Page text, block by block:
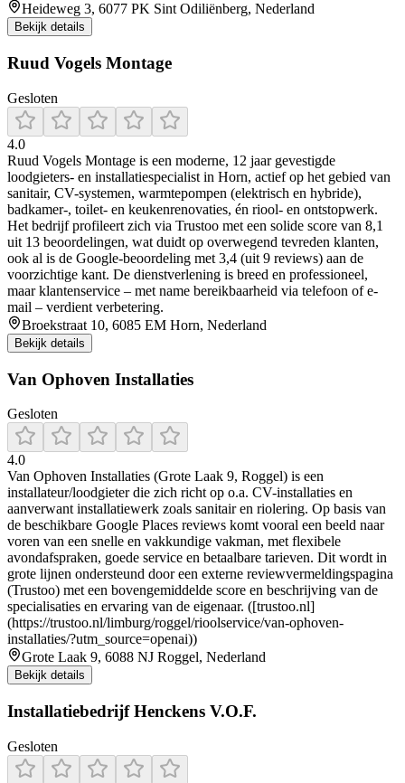
Heideweg 3, 6077 PK Sint Odiliënberg, Nederland
Bekijk details
Ruud Vogels Montage
Gesloten
4.0
Ruud Vogels Montage is een moderne, 12 jaar gevestigde
loodgieters- en installatiespecialist in Horn, actief op het gebied van
sanitair, CV-systemen, warmtepompen (elektrisch en hybride),
badkamer-, toilet- en keukenrenovaties, én riool- en ontstopwerk.
Het bedrijf profileert zich via Trustoo met een solide score van 8,1
uit 13 beoordelingen, wat duidt op overwegend tevreden klanten,
ook al is de Google-beoordeling met 3,4 (uit 9 reviews) aan de
voorzichtige kant. De dienstverlening is breed en professioneel,
maar klantenservice – met name bereikbaarheid via telefoon of e-
mail – verdient verbetering.
Broekstraat 10, 6085 EM Horn, Nederland
Bekijk details
Van Ophoven Installaties
Gesloten
4.0
Van Ophoven Installaties (Grote Laak 9, Roggel) is een
installateur/loodgieter die zich richt op o.a. CV-installaties en
aanverwant installatiewerk zoals sanitair en riolering. Op basis van
de beschikbare Google Places reviews komt vooral een beeld naar
voren van een snelle en vakkundige vakman, met flexibele
avondafspraken, goede service en betaalbare tarieven. Dit wordt in
grote lijnen ondersteund door een externe reviewvermeldingspagina
(Trustoo) met een bovengemiddelde score en beschrijving van de
specialisaties en ervaring van de eigenaar. ([trustoo.nl]
(https://trustoo.nl/limburg/roggel/rioolservice/van-ophoven-
installaties/?utm_source=openai))
Grote Laak 9, 6088 NJ Roggel, Nederland
Bekijk details
Installatiebedrijf Henckens V.O.F.
Gesloten